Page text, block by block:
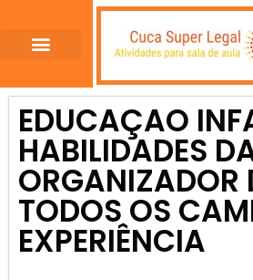
EDUCAÇAO
HABILIDADES
ORGANIZADOR
TODOS OS
EXPERIÊNCIA